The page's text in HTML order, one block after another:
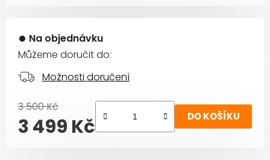
Na objednávku
Můžeme doručit do:
Možnosti doručení
3 500 Kč
3 499 Kč DO KOŠÍKU